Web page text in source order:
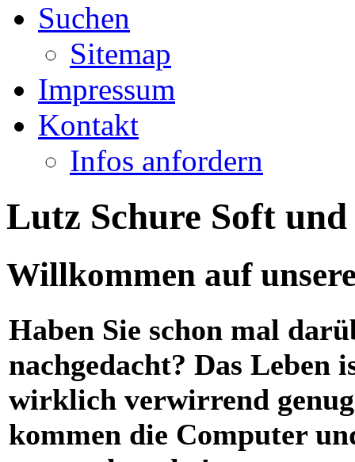
Suchen
Sitemap
Impressum
Kontakt
Infos anfordern
Lutz Schure Soft
Willkommen auf
Haben Sie schon mal
nachgedacht? Das Leben
wirklich verwirrend
kommen die Computer